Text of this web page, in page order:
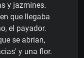
y jazmines.
que llegaba
el payador.
se abrían,
y una flor.